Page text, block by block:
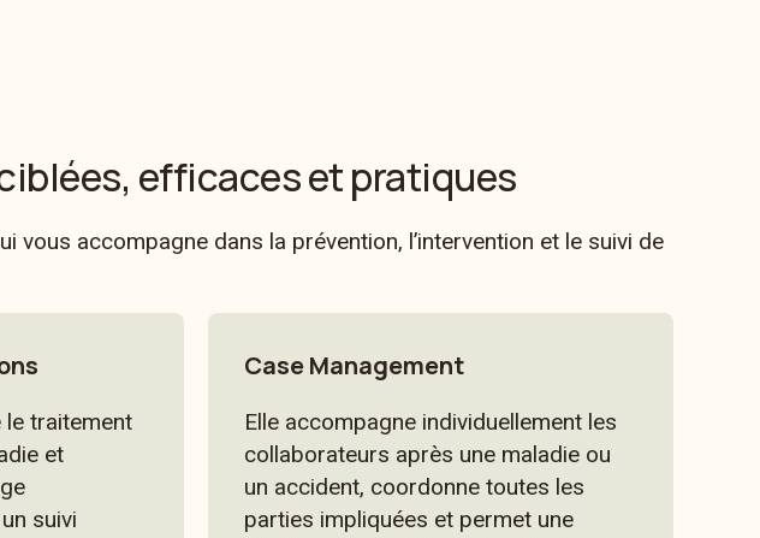
efficaces et pratiques
accompagne dans la prévention, l’intervention et le suivi de
le traitement
et
suivi
Case Management
Elle accompagne individuellement les
collaborateurs après une maladie ou
un accident, coordonne toutes les
parties impliquées et permet une